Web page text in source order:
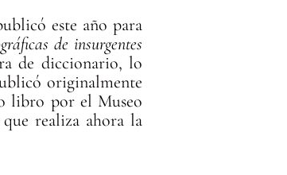
este año para
de insurgentes
de diccionario, lo
originalmente
libro por el Museo
realiza ahora la